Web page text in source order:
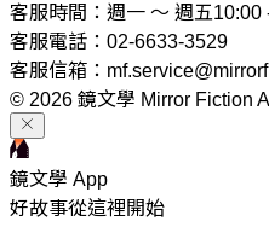
客服時間：週一 ～ 週五10:00
客服電話：02-6633-3529
客服信箱：
© 2026 鏡文學 Mirror Fiction
鏡文學 App
好故事從這裡開始